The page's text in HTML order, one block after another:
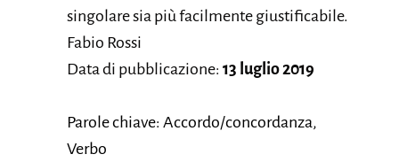
singolare sia più facilmente giustificabile.
Fabio Rossi
Data di pubblicazione: 13 luglio 2019
Parole chiave: Accordo/concordanza,
Verbo